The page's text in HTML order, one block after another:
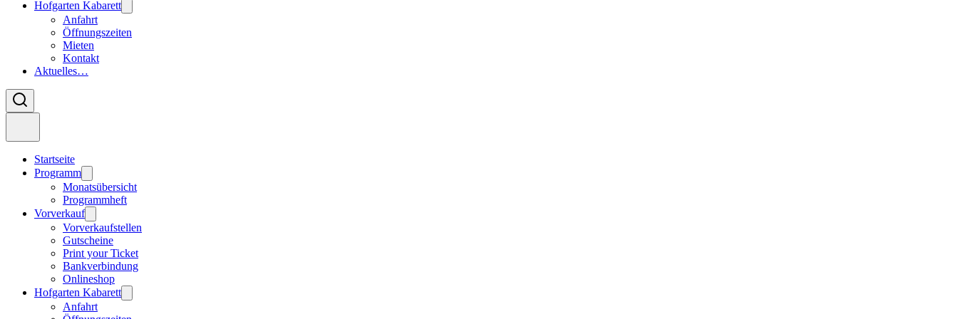
Hofgarten Kabarett
Anfahrt
Öffnungszeiten
Mieten
Kontakt
Aktuelles…
Startseite
Programm
Monatsübersicht
Programmheft
Vorverkauf
Vorverkaufstellen
Gutscheine
Print your Ticket
Bankverbindung
Onlineshop
Hofgarten Kabarett
Anfahrt